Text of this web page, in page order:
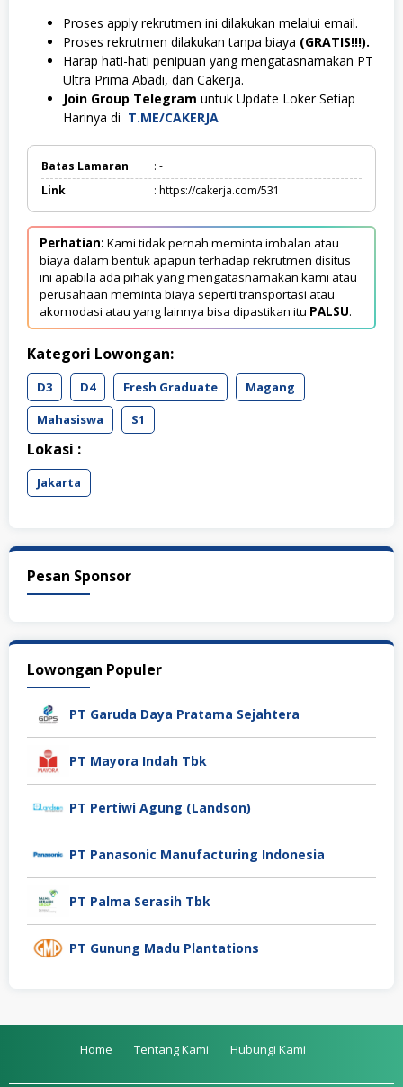
Proses apply rekrutmen ini dilakukan melalui email.
Proses rekrutmen dilakukan tanpa biaya (GRATIS!!!).
Harap hati-hati penipuan yang mengatasnamakan PT
Ultra Prima Abadi, dan Cakerja.
Join Group Telegram untuk Update Loker Setiap
Harinya di T.ME/CAKERJA
Batas Lamaran
: -
Link
: https://cakerja.com/531
Perhatian: Kami tidak pernah meminta imbalan atau
biaya dalam bentuk apapun terhadap rekrutmen disitus
ini apabila ada pihak yang mengatasnamakan kami atau
perusahaan meminta biaya seperti transportasi atau
akomodasi atau yang lainnya bisa dipastikan itu PALSU.
Kategori Lowongan:
D3 D4 Fresh Graduate
Magang
Mahasiswa
S1
Lokasi :
Jakarta
Pesan Sponsor
Lowongan Populer
PT Garuda Daya Pratama Sejahtera
PT Mayora Indah Tbk
PT Pertiwi Agung (Landson)
PT Panasonic Manufacturing Indonesia
PT Palma Serasih Tbk
PT Gunung Madu Plantations
Home Tentang Kami Hubungi Kami